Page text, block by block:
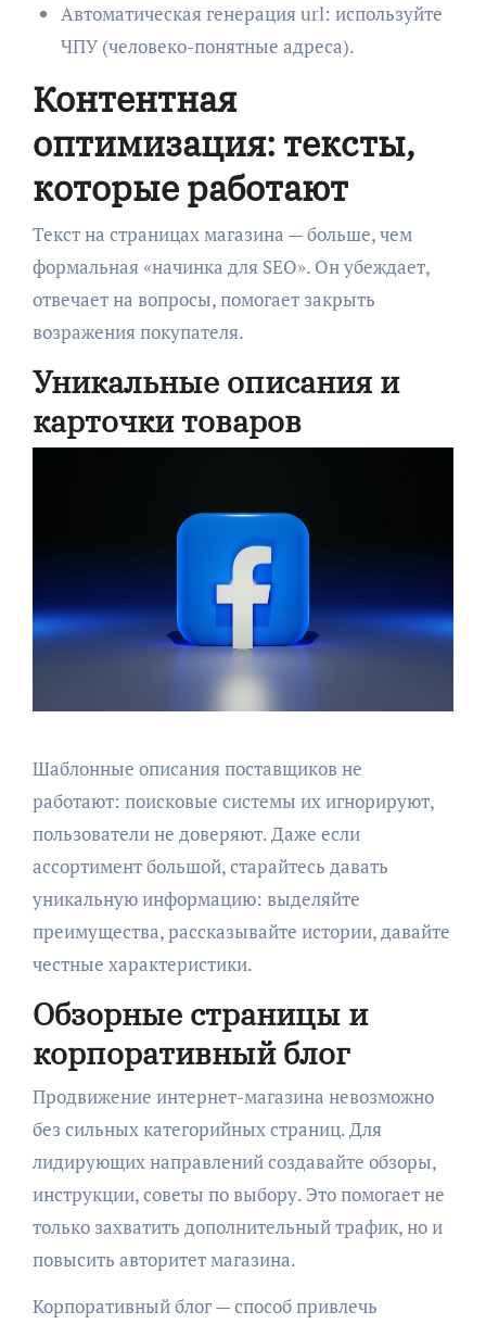
Автоматическая генерация url: используйте
ЧПУ (человеко-понятные адреса).
Контентная
оптимизация: тексты,
которые работают
Текст на страницах магазина — больше, чем
формальная «начинка для SEO». Он убеждает,
отвечает на вопросы, помогает закрыть
возражения покупателя.
Уникальные описания и
карточки товаров
Шаблонные описания поставщиков не
работают: поисковые системы их игнорируют,
пользователи не доверяют. Даже если
ассортимент большой, старайтесь давать
уникальную информацию: выделяйте
преимущества, рассказывайте истории, давайте
честные характеристики.
Обзорные страницы и
корпоративный блог
Продвижение интернет-магазина невозможно
без сильных категорийных страниц. Для
лидирующих направлений создавайте обзоры,
инструкции, советы по выбору. Это помогает не
только захватить дополнительный трафик, но и
повысить авторитет магазина.
Корпоративный блог — способ привлечь